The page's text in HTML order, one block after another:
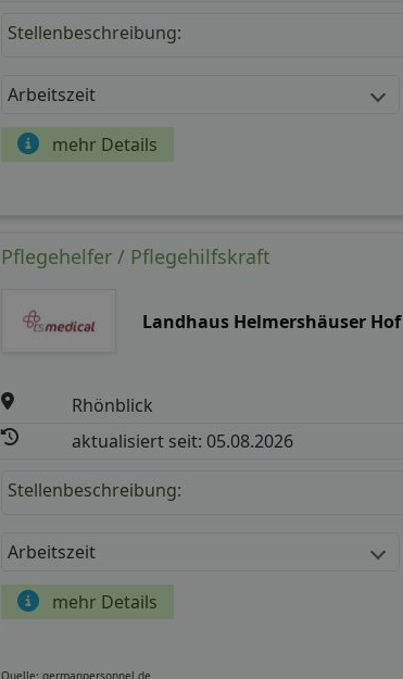
Stellenbeschreibung:
Arbeitszeit
mehr Details
Pflegehelfer / Pflegehilfskraft
Landhaus Helmershäuser Hof
Rhönblick
aktualisiert seit: 05.08.2026
Stellenbeschreibung:
Arbeitszeit
mehr Details
Quelle: germanpersonnel.de